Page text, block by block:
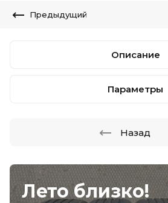
Лето близко!
Предыдущий
Описание
Параметры
Назад